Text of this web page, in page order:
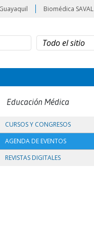
Biomédica SAVAL
Educación Médica
CURSOS Y CONGRESOS
AGENDA DE EVENTOS
REVISTAS DIGITALES